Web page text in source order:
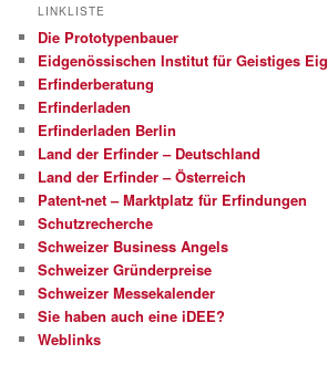
LINKLISTE
Die Prototypenbauer
Eidgenössischen Institut für Geistiges
Erfinderberatung
Erfinderladen
Erfinderladen Berlin
Land der Erfinder – Deutschland
Land der Erfinder – Österreich
Patent-net – Marktplatz für Erfindungen
Schutzrecherche
Schweizer Business Angels
Schweizer Gründerpreise
Schweizer Messekalender
Sie haben auch eine iDEE?
Weblinks